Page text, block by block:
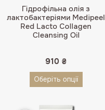
Гідрофільна олія з
лактобактеріями Medipeel
Red Lacto Collagen
Cleansing Oil
910 ₴
Оберіть опції